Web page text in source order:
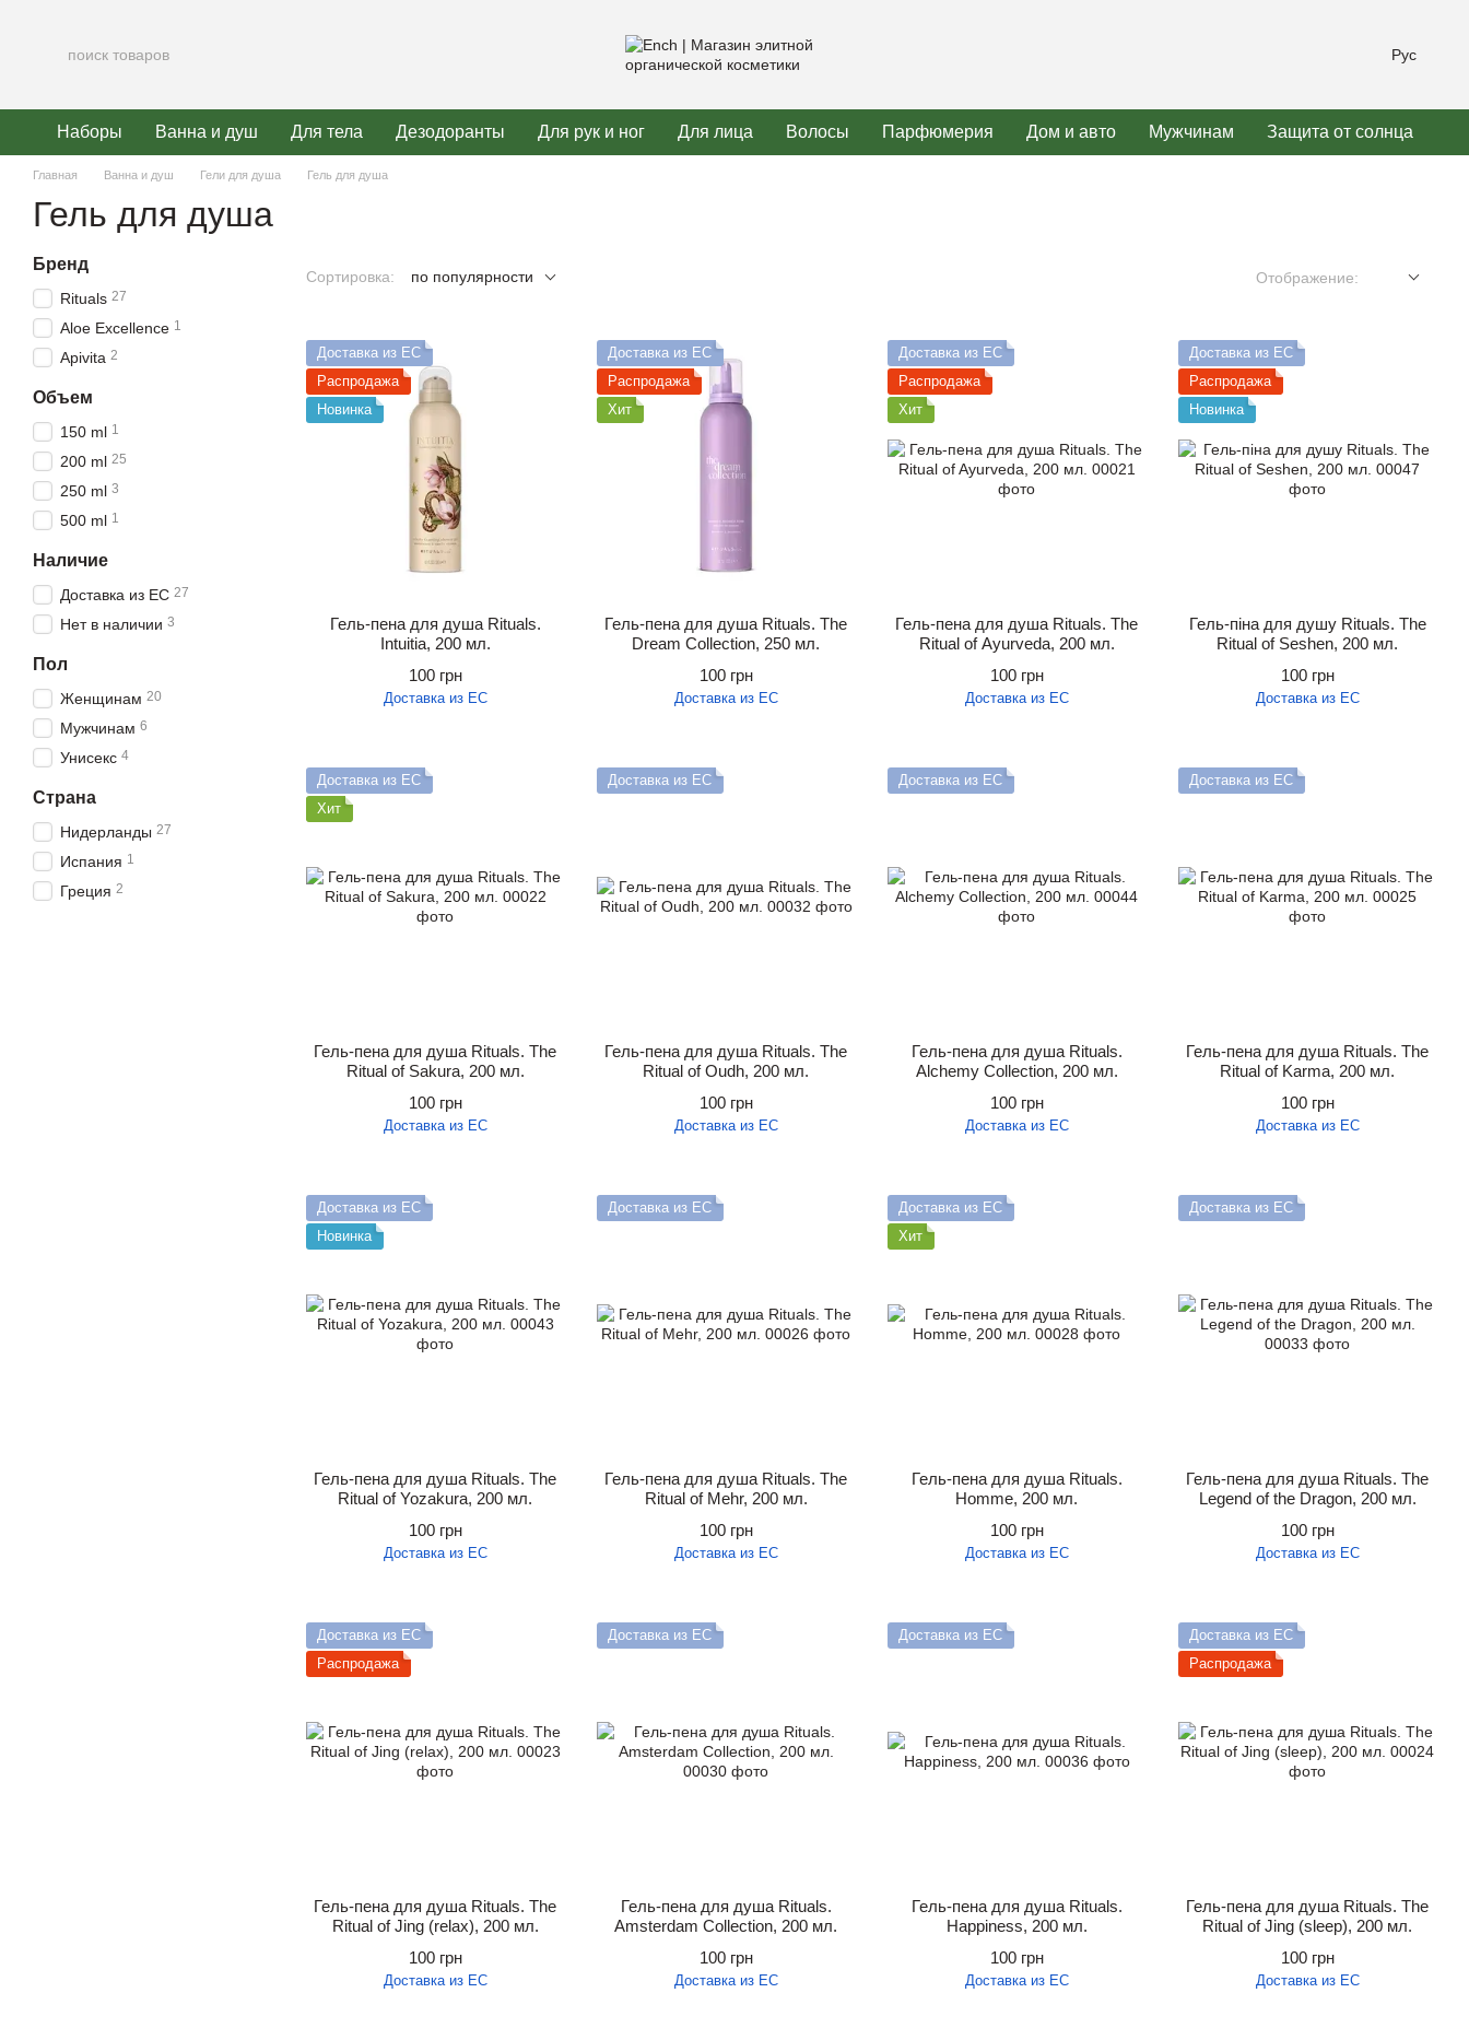
Рус
Наборы Ванна и душ Для тела Дезодоранты Для рук и ног Для лица Волосы Парфюмерия Дом и авто Мужчинам Защита от солнца
Главная Ванна и душ Гели для душа Гель для душа
Гель для душа
Сортировка: по популярности Отображение:
Доставка из ЕС
Распродажа
Новинка
Гель-пена для душа Rituals.
Intuitia, 200 мл.
100 грн
Доставка из ЕС
Доставка из ЕС
Распродажа
Хит
Гель-пена для душа Rituals. The
Dream Collection, 250 мл.
100 грн
Доставка из ЕС
Доставка из ЕС
Распродажа
Хит
Гель-пена для душа Rituals. The
Ritual of Ayurveda, 200 мл.
100 грн
Доставка из ЕС
Доставка из ЕС
Распродажа
Новинка
Гель-піна для душу Rituals. The
Ritual of Seshen, 200 мл.
100 грн
Доставка из ЕС
Доставка из ЕС
Хит
Гель-пена для душа Rituals. The
Ritual of Sakura, 200 мл.
100 грн
Доставка из ЕС
Доставка из ЕС
Гель-пена для душа Rituals. The
Ritual of Oudh, 200 мл.
100 грн
Доставка из ЕС
Доставка из ЕС
Гель-пена для душа Rituals.
Alchemy Collection, 200 мл.
100 грн
Доставка из ЕС
Доставка из ЕС
Гель-пена для душа Rituals. The
Ritual of Karma, 200 мл.
100 грн
Доставка из ЕС
Доставка из ЕС
Новинка
Гель-пена для душа Rituals. The
Ritual of Yozakura, 200 мл.
100 грн
Доставка из ЕС
Доставка из ЕС
Гель-пена для душа Rituals. The
Ritual of Mehr, 200 мл.
100 грн
Доставка из ЕС
Доставка из ЕС
Хит
Гель-пена для душа Rituals.
Homme, 200 мл.
100 грн
Доставка из ЕС
Доставка из ЕС
Гель-пена для душа Rituals. The
Legend of the Dragon, 200 мл.
100 грн
Доставка из ЕС
Доставка из ЕС
Распродажа
Гель-пена для душа Rituals. The
Ritual of Jing (relax), 200 мл.
100 грн
Доставка из ЕС
Доставка из ЕС
Гель-пена для душа Rituals.
Amsterdam Collection, 200 мл.
100 грн
Доставка из ЕС
Доставка из ЕС
Гель-пена для душа Rituals.
Happiness, 200 мл.
100 грн
Доставка из ЕС
Доставка из ЕС
Распродажа
Гель-пена для душа Rituals. The
Ritual of Jing (sleep), 200 мл.
100 грн
Доставка из ЕС
Бренд
Rituals 27
Aloe Excellence 1
Apivita 2
Объем
150 ml 1
200 ml 25
250 ml 3
500 ml 1
Наличие
Доставка из ЕС 27
Нет в наличии 3
Пол
Женщинам 20
Мужчинам 6
Унисекс 4
Страна
Нидерланды 27
Испания 1
Греция 2